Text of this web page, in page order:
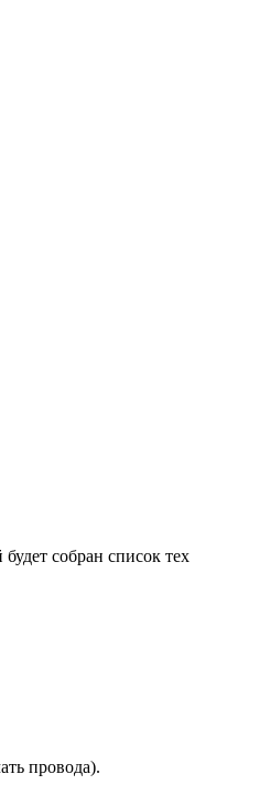
собран список тех
провода).